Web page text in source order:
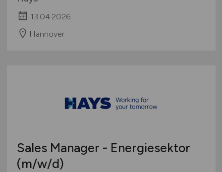
13.04.2026
Hannover
Sales Manager - Energiesektor
(m/w/d)